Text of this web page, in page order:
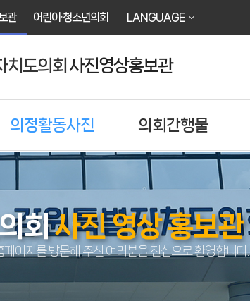
관 어린이·청소년의회 LANGUAGE
치도의회 사진영상홍보관
의정활동사진 의회간행물
회사진 영상 홍보관
이지를 방문해 주신 여러분을 진심으로 환영합니다.